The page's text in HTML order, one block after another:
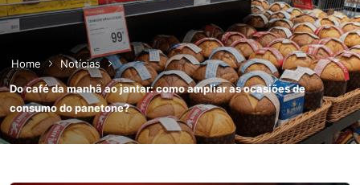
Home
Notícias
Do café da manhã ao jantar: como ampliar as ocasiões de
consumo do panetone?